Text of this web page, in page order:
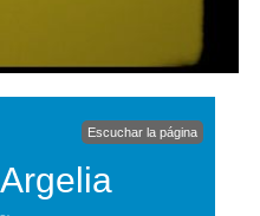
Escuchar la página